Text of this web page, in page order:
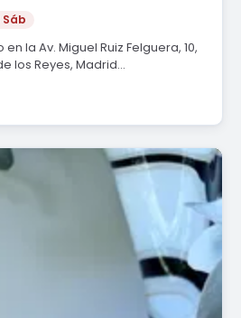
Sáb
la Av. Miguel Ruiz Felguera, 10,
los Reyes, Madrid…